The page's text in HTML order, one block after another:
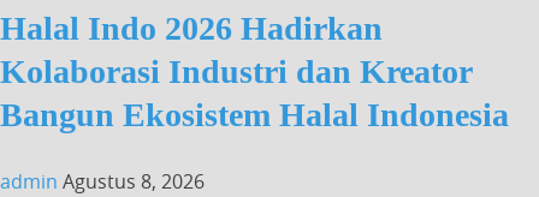
Halal Indo 2026 Hadirkan
Kolaborasi Industri dan Kreator
Bangun Ekosistem Halal Indonesia
admin Agustus 8, 2026